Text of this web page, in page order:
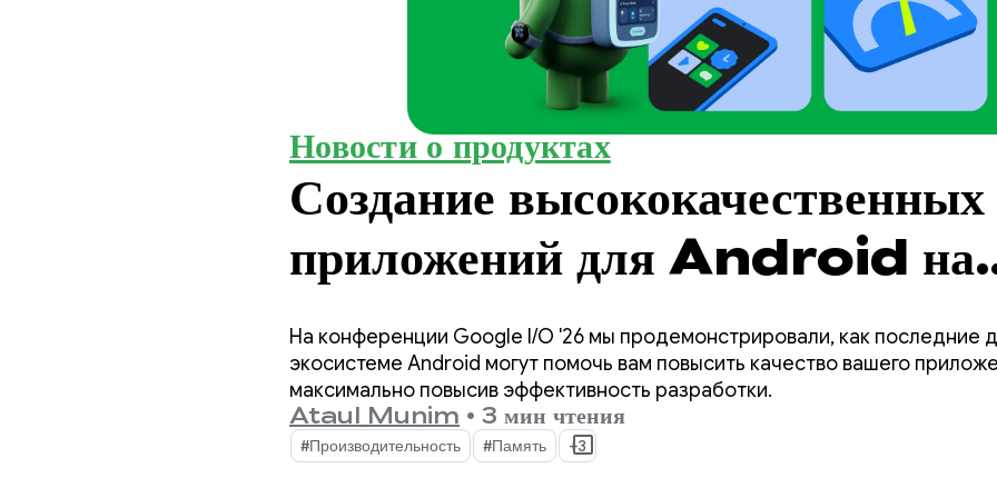
Новости о продуктах
Создание высококачественных
приложений для Android на
конференции Google I/O
На конференции Google I/O '26 мы продемонстрировали, как последние
экосистеме Android могут помочь вам повысить качество вашего
максимально повысив эффективность разработки.
Ataul Munim • 3 мин чтения
#Производительность #Память +3